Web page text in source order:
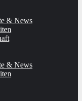
& News
& News